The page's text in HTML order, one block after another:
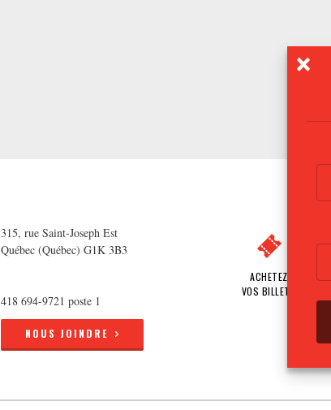
315, rue Saint-Joseph Est
Québec (Québec) G1K 3B3
418 694-9721 poste 1
NOUS JOINDRE
ACHETEZ
VOS BILLETS